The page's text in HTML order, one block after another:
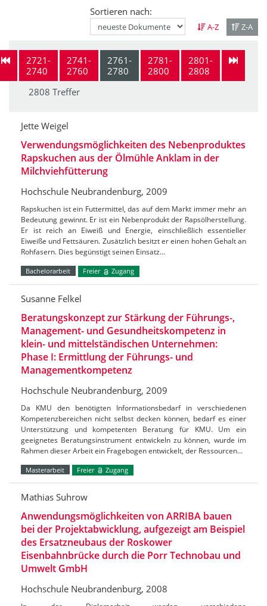
Sortieren nach:
A-Z Z-A
2721-
2740
2741-
2760
2761-
2780
2781-
2800
2801-
2808
2808 Treffer
Jette Weigel
Verwendungsmöglichkeiten des Nebenproduktes
Rapskuchen aus der Ölmühle Anklam in der
Milchviehfütterung
Hochschule Neubrandenburg, 2009
Rapskuchen ist ein Futtermittel, das auf dem Markt immer mehr an
Bedeutung gewinnt. Er ist ein Nebenprodukt der Rapsölherstellung.
Er ist reich an Eiweiß und Energie, einschließlich essentieller
Eiweiße und Fettsäuren. Zusätzlich besitzt er einen hohen Gehalt an
Rohfasern. Dies begünstigt seinen Einsatz…
Bachelorarbeit Freier Zugang
Susanne Felkel
Beratungskonzept zur Stärkung der Führungs-,
Management- und Gesundheitskompetenz in
klein- und mittelständischen Unternehmen:
Phase I: Ermittlung der Führungs- und
Managementkompetenz
Hochschule Neubrandenburg, 2009
Da KMU den benötigten Informationsbedarf in verschiedenen
Kompetenzbereichen nicht selbst decken können, bedarf es einer
Unterstützung und kompetenten Beratung für KMU. Um ein
geeignetes Beratungsinstrument entwickeln zu können, wurde im
Rahmen dieser Arbeit ein Fragebogen entwickelt, der Ressourcen…
Masterarbeit Freier Zugang
Mathias Suhrow
Anwendungsmöglichkeiten von ARRIBA bauen
bei der Projektabwicklung, aufgezeigt am Beispiel
des Ersatzneubaus der Roskower
Eisenbahnbrücke durch die Porr Technobau und
Umwelt GmbH
Hochschule Neubrandenburg, 2008